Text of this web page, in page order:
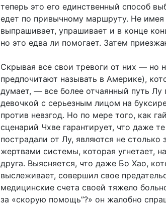
теперь это его единственный способ
едет по привычному маршруту. Не имея
выпрашивает, упрашивает и в конце
но это едва ли помогает. Затем
Скрывая все свои тревоги от них — но
предпочитают называть в Америке),
думает, — все более отчаянный путь
девочкой с серьезным лицом на
против невзгод. Но по мере того, как
сценарий Чхве гарантирует, что даже
пострадали от Лу, являются не
жертвами системы, которая угнетает,
друга. Выясняется, что даже Бо Хао,
выслеживает, совершил свое
медицинские счета своей тяжело
за «скорую помощь”?» он жалобно